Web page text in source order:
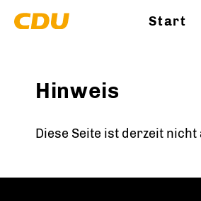
Start
Hinweis
Diese Seite ist derzeit